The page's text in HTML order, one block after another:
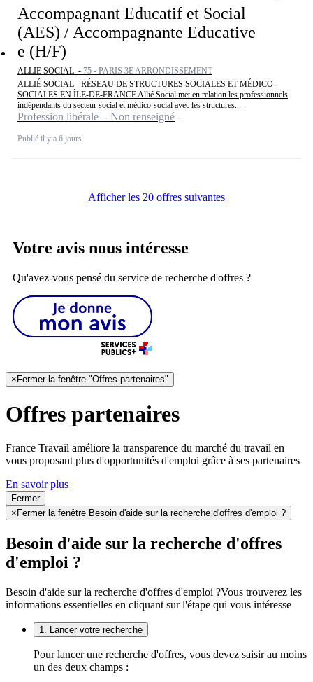
Accompagnant Educatif et Social
(AES) / Accompagnante Educative
e (H/F)
ALLIE SOCIAL - 75 - PARIS 3E ARRONDISSEMENT
ALLIÉ SOCIAL - RÉSEAU DE STRUCTURES SOCIALES ET MÉDICO-
SOCIALES EN ÎLE-DE-FRANCE Allié Social met en relation les professionnels
indépendants du secteur social et médico-social avec les structures...
Profession libérale - Non renseigné
Publié il y a 6 jours
Afficher les 20 offres suivantes
Votre avis nous intéresse
Qu'avez-vous pensé du service de recherche d'offres ?
×Fermer la fenêtre "Offres partenaires"
Offres partenaires
France Travail améliore la transparence du marché du travail en
vous proposant plus d'opportunités d'emploi grâce à ses partenaires
En savoir plus
Fermer
× Fermer la fenêtre Besoin d'aide sur la recherche d'offres d'emploi ?
Besoin d'aide sur la recherche d'offres
d'emploi ?
Besoin d'aide sur la recherche d'offres d'emploi ?Vous trouverez les
informations essentielles en cliquant sur l'étape qui vous intéresse
1. Lancer votre recherche
Pour lancer une recherche d'offres, vous devez saisir au moins
un des deux champs :